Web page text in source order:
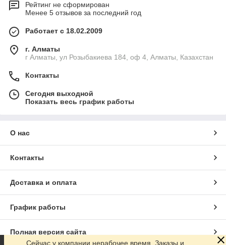
Рейтинг не сформирован
Менее 5 отзывов за последний год
Работает с 18.02.2009
г. Алматы
г Алматы, ул Розыбакиева 184, оф 4, Алматы, Казахстан
Контакты
Сегодня выходной
Показать весь график работы
О нас
Контакты
Доставка и оплата
График работы
Полная версия сайта
Сейчас у компании нерабочее время. Заказы и